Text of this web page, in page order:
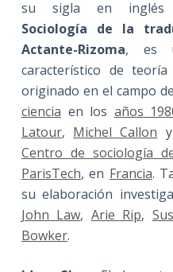
su sigla en
Sociología de la
Actante-Rizoma, es
característico de
originado en el campo
ciencia en los años
Latour, Michel Callon
Centro de sociología
ParisTech, en Francia.
su elaboración
John Law, Arie Rip,
Bowker.